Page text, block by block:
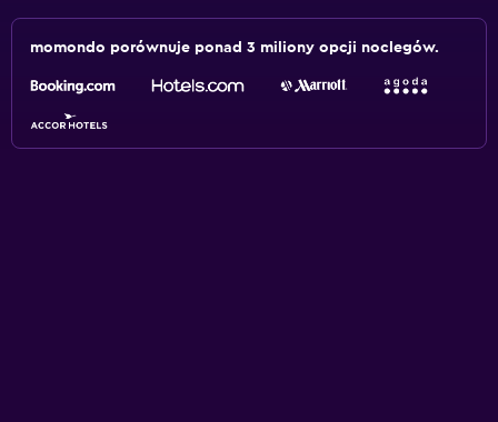
momondo porównuje ponad 3 miliony opcji noclegów.